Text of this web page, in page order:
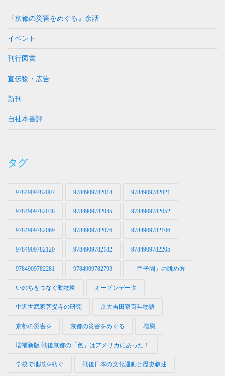
『京都の災害をめぐる』余話
イベント
刊行図書
宣伝物・広告
新刊
自社本書評
タグ
9784909782007 9784909782014 9784909782021
9784909782038 9784909782045 9784909782052
9784909782069 9784909782076 9784909782106
9784909782120 9784909782182 9784909782205
9784909782281 9784909782793 「甲子園」の眺め方
いのちをつなぐ動物園 オープンデータ
中近世武家菩提寺の研究 京大吉田寮百年物語
京都の災害を 京都の災害をめぐる 増刷
増補新版 戦後京都の「色」はアメリカにあった！
学校で地域を紡ぐ 戦後日本の文化運動と歴史叙述